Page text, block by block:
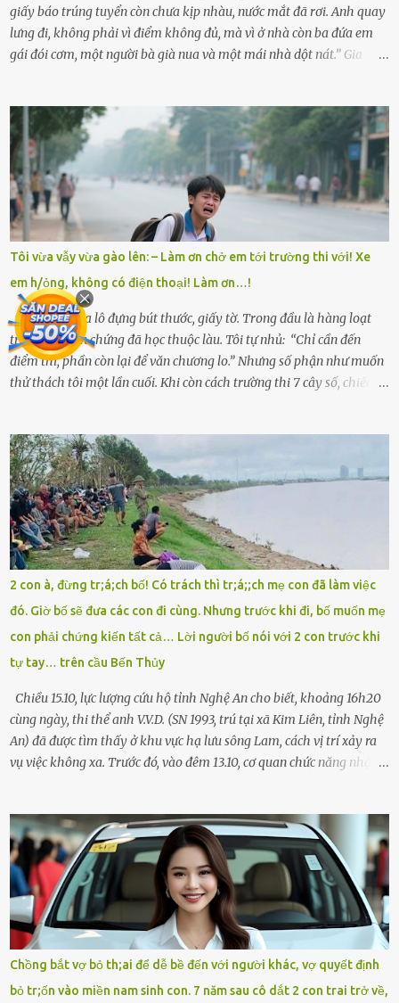
giấy báo trúng tuyển còn chưa kịp nhàu, nước mắt đã rơi. Anh quay
lưng đi, không phải vì điểm không đủ, mà vì ở nhà còn ba đứa em
gái đói cơm, một người bà già nua và một mái nhà dột nát.” Gia
có tin tức. Mọi gánh nặng đổ dồn lên đôi vai gầy guộc của bà nội –
cụ Nguyễn Thị Đào – và cậu con trai cả là Trí, lúc đó mới chỉ 17 tuổi.
Trí là học sinh giỏi toàn huyện, học lớp 12 nhưng đã biết làm ruộng,
làm thuê, biết đi cày thuê từ 4h sáng rồi lại tất tả về đi học. Người
trong làng thương lắm, bảo: “Thằng Trí học giỏi mà hiền, sau này
nên ông này bà nọ đó!” Trí có ba cô em gái: Mai, Lan và Hương – ba
cái tên mẹ đặt lúc còn sống, mong tụi nhỏ sau này như hoa mai nở
giữa mùa đông. Nhưng hoa có đẹp mấy cũng cần đất màu, mà nhà
thì chỉ toàn đất sỏi đá và khốn khó. Năm đó, Trí đỗ Đại học Bách
Khoa Hà...
Tôi vừa vẫy vừa gào lên: – Làm ơn chở em tới trường thi với! Xe
em h/ỏng, không có điện thoại! Làm ơn…!
Trên vai là ba lô đựng bút thước, giấy tờ. Trong đầu là hàng loạt
trích dẫn, dẫn chứng đã học thuộc làu. Tôi tự nhủ: “Chỉ cần đến
điểm thi, phần còn lại để văn chương lo.” Nhưng số phận như muốn
thử thách tôi một lần cuối. Khi còn cách trường thi 7 cây số, chiếc xe
sực nhớ – điện thoại đang sạc, sáng nay quên mang theo! Giữa con
đường thưa thớt người qua lại, tôi hoảng loạn vẫy tay xin đi nhờ. –
Chú ơi, cháu đi thi, xe hỏng rồi! Làm ơn cho cháu đi nhờ với! – Cô ơi,
giúp cháu với, cháu không có điện thoại… Người thì lắc đầu. Người
thì tăng ga tránh xa như né một kẻ lừa đảo. Tôi gào lên giữa đường
như một kẻ mất trí. Vô ích. 6h10. Còn hơn 30 phút nữa. Trong đầu
tôi chỉ có một lựa chọn duy nhất: chạy. Tôi quăng xe vào vệ đường,
rút tờ giấy báo dự thi nhét túi áo, đeo ba lô và chạy . Chạy miết.
Chạy không ngừng. Qua ngã...
2 con à, đừng tr;á;ch bố! Có trách thì tr;á;;ch mẹ con đã làm việc
đó. Giờ bố sẽ đưa các con đi cùng. Nhưng trước khi đi, bố muốn mẹ
con phải chứng kiến tất cả… Lời người bố nói với 2 con trước khi
tự tay… trên cầu Bến Thủy
Chiều 15.10, lực lượng cứu hộ tỉnh Nghệ An cho biết, khoảng 16h20
cùng ngày, thi thể anh V.V.D. (SN 1993, trú tại xã Kim Liên, tỉnh Nghệ
An) đã được tìm thấy ở khu vực hạ lưu sông Lam, cách vị trí xảy ra
vụ việc không xa. Trước đó, vào đêm 13.10, cơ quan chức năng nhận
– rồi để lại xe máy trên cầu, ôm theo 2 con gái nhỏ nhảy xuống
sông. Người thân và hàng xóm ngóng chờ thông tin tìm kiếm 3 bố
con mất tích trên sông Lam sau vụ nhảy cầu. Ảnh: Hải Dương Tại
hiện trường, người dân phát hiện một chiếc xe máy mang biển kiểm
soát Nghệ An cùng hai chiếc cặp học sinh. Ngay trong đêm, lực
lượng chức năng phối hợp cùng các đội cứu hộ tình nguyện triển
khai tìm kiếm. Danh tính các nạn nhân được xác định là anh V.V.D.
và 2 con gái là cháu V.H.B. (SN 2020) và V.G.T. (SN 2021). Hai cháu là
con của anh D. và chị B.T.Y. (SN 1999). Lực lượng cứu hộ đã tiến hành
Chồng bắt vợ bỏ th;ai để dễ bề đến với người khác, vợ quyết định
bỏ tr;ốn vào miền nam sinh con. 7 năm sau cô dắt 2 con trai trở về,